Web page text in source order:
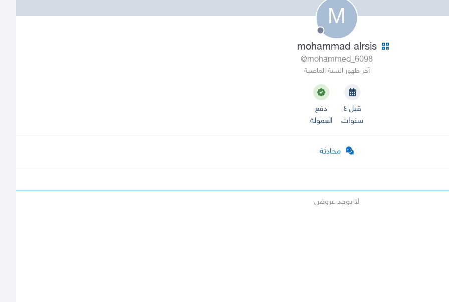
M
mohammad alrsis
@mohammed_6098
آخر ظهور السنة الماضية
قبل ٤
سنوات
دفع
العمولة
محادثة
لا يوجد عروض